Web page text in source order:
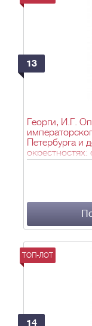
13
Георги, И.Г.
Петербурга и
[пер. П.Х.
сухопутн.
[2], 273-576,
ТОП-ЛОТ
14